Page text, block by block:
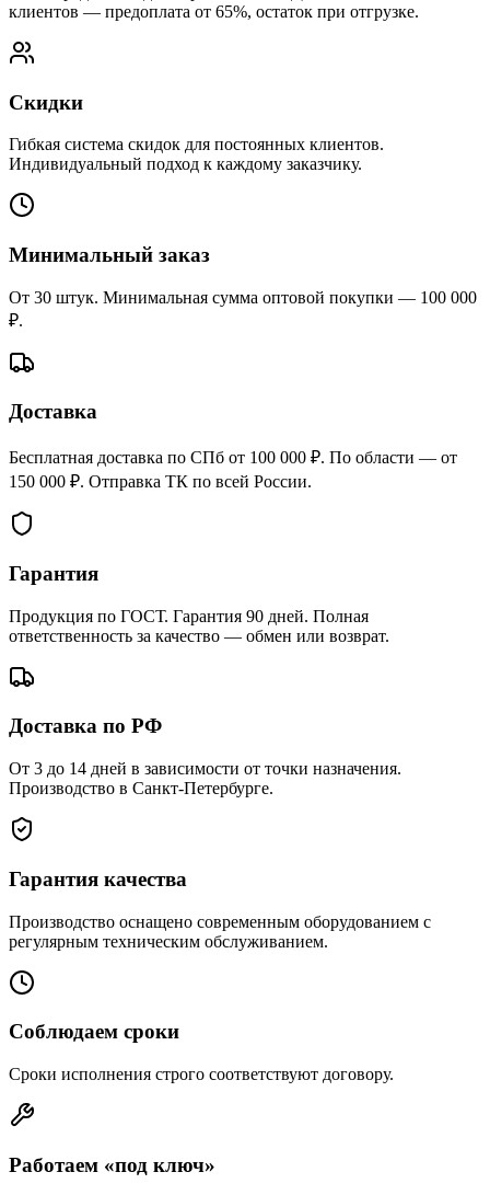
клиентов — предоплата от 65%, остаток при отгрузке.
Скидки
Гибкая система скидок для постоянных клиентов.
Индивидуальный подход к каждому заказчику.
Минимальный заказ
От 30 штук. Минимальная сумма оптовой покупки — 100 000
₽.
Доставка
Бесплатная доставка по СПб от 100 000 ₽. По области — от
150 000 ₽. Отправка ТК по всей России.
Гарантия
Продукция по ГОСТ. Гарантия 90 дней. Полная
ответственность за качество — обмен или возврат.
Доставка по РФ
От 3 до 14 дней в зависимости от точки назначения.
Производство в Санкт-Петербурге.
Гарантия качества
Производство оснащено современным оборудованием с
регулярным техническим обслуживанием.
Соблюдаем сроки
Сроки исполнения строго соответствуют договору.
Работаем «под ключ»